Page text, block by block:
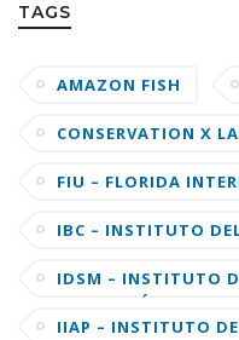
TAGS
AMAZON FISH
CONSERVATION X
FIU – FLORIDA
IBC – INSTITUTO
IDSM – INSTITUTO
SUSTENTÁVEL
IIAP – INSTITUTO